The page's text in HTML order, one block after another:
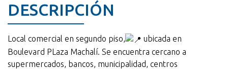
DESCRIPCIÓN
Local comercial en segundo piso,
ubicada en
Boulevard PLaza Machalí. Se encuentra cercano a
supermercados, bancos, municipalidad, centros